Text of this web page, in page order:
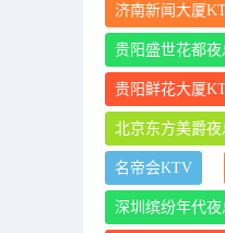
济南新闻大厦
贵阳盛世花都
贵阳鲜花大厦
北京东方美爵
名帝会KTV
深圳缤纷年代夜